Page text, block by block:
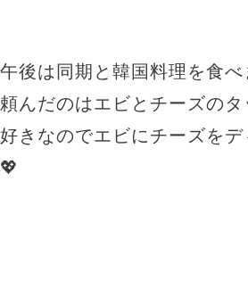
午後は同期と韓国料理を食
頼んだのはエビとチーズの
好きなのでエビにチーズを
💖